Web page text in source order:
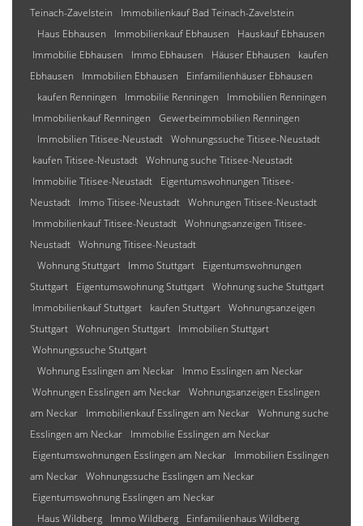
Teinach-Zavelstein
Immobilienkauf Bad Teinach-Zavelstein
Haus Ebhausen
Immobilienkauf Ebhausen
Hauskauf Ebhausen
Immobilie Ebhausen
Immo Ebhausen Häuser Ebhausen
kaufen
Ebhausen
Immobilien Ebhausen
Einfamilienhäuser Ebhausen
kaufen Renningen
Immobilie Renningen
Immobilien Renningen
Immobilienkauf Renningen
Gewerbeimmobilien Renningen
Immobilien Titisee-Neustadt Wohnungssuche Titisee-Neustadt
kaufen Titisee-Neustadt Wohnung suche Titisee-Neustadt
Immobilie Titisee-Neustadt
Eigentumswohnungen Titisee-
Neustadt
Immo Titisee-Neustadt Wohnungen Titisee-Neustadt
Immobilienkauf Titisee-Neustadt Wohnungsanzeigen Titisee-
Neustadt Wohnung Titisee-Neustadt
Wohnung Stuttgart
Immo Stuttgart
Eigentumswohnungen
Stuttgart
Eigentumswohnung Stuttgart Wohnung suche Stuttgart
Immobilienkauf Stuttgart
kaufen Stuttgart Wohnungsanzeigen
Stuttgart Wohnungen Stuttgart
Immobilien Stuttgart
Wohnungssuche Stuttgart
Wohnung Esslingen am Neckar
Immo Esslingen am Neckar
Wohnungen Esslingen am Neckar Wohnungsanzeigen Esslingen
am Neckar
Immobilienkauf Esslingen am Neckar Wohnung suche
Esslingen am Neckar
Immobilie Esslingen am Neckar
Eigentumswohnungen Esslingen am Neckar
Immobilien Esslingen
am Neckar Wohnungssuche Esslingen am Neckar
Eigentumswohnung Esslingen am Neckar
Haus Wildberg
Immo Wildberg
Einfamilienhaus Wildberg